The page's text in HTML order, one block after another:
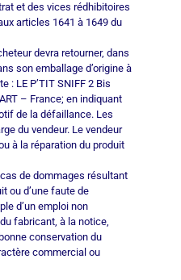
et des vices rédhibitoires
articles 1641 à 1649 du
devra retourner, dans
son emballage d’origine à
: LE P’TIT SNIFF 2 Bis
– France; en indiquant
de la défaillance. Les
du vendeur. Le vendeur
à la réparation du produit
de dommages résultant
ou d’une faute de
d’un emploi non
fabricant, à la notice,
conservation du
commercial ou